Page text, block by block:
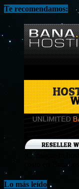
Te recomendamos:
¡Consigue tu
costo en
Lo más leído